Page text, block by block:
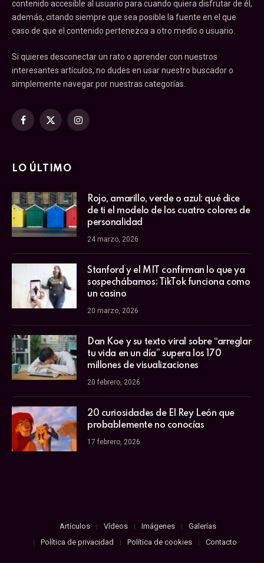
contenido accesible al usuario para cuando quiera disfrutar de él,
además, citando siempre que sea posible la fuente en el que
caso de que el contenido pertenezca a otro medio o usuario.
Si quieres desconectar un rato o aprender con nuestros
interesantes artículos, no dudes en usar nuestro buscador o
simplemente navegar por nuestras categorías.
Facebook
X
Instagram
LO ÚLTIMO
Rojo, amarillo, verde o azul: qué dice
de ti el modelo de los cuatro colores de
personalidad
24 marzo, 2026
Stanford y el MIT confirman lo que ya
sospechábamos: TikTok funciona como
un casino
20 marzo, 2026
Dan Koe y su texto viral sobre “arreglar
tu vida en un día” supera los 170
millones de visualizaciones
20 febrero, 2026
20 curiosidades de El Rey León que
probablemente no conocías
17 febrero, 2026
Artículos Vídeos Imágenes
Galerías
Política de privacidad
Política de cookies Contacto